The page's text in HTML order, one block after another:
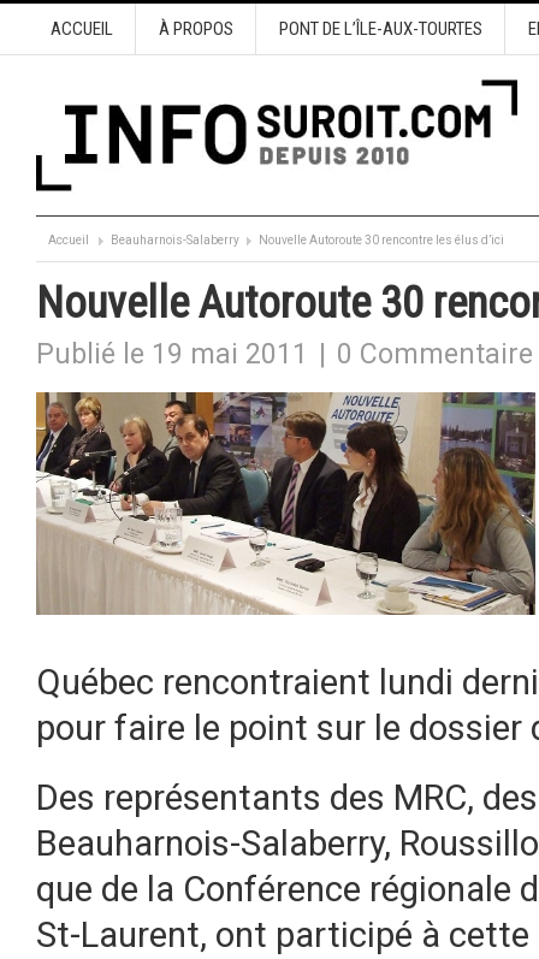
ACCUEIL À PROPOS PONT DE L’ÎLE-AUX-TOURTES
Accueil Beauharnois-Salaberry Nouvelle Autoroute 30 rencontre les élus d’ici
Nouvelle Autoroute 30
Publié le 19 mai 2011 0 Commentaire
Québec rencontraient lundi
pour faire le point sur le dossier
Des représentants des MRC,
Beauharnois-Salaberry,
que de la Conférence régionale
St-Laurent, ont participé à